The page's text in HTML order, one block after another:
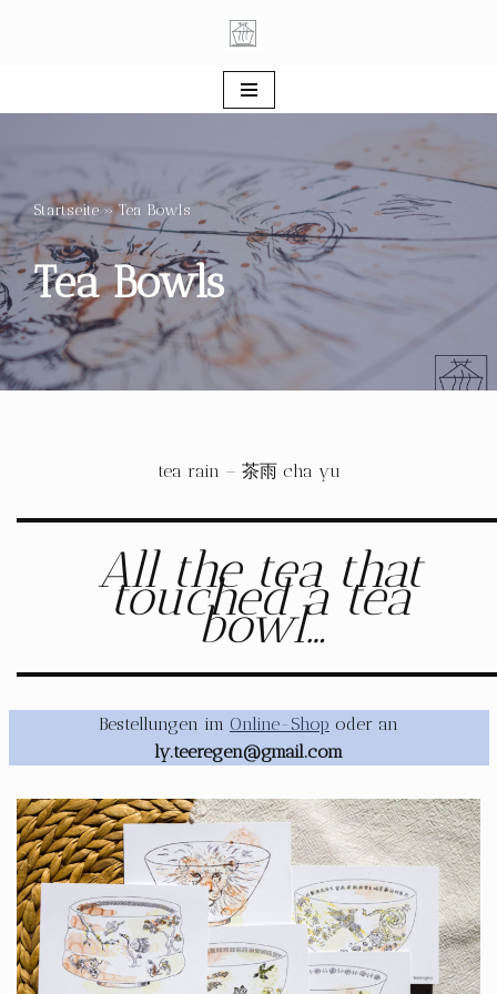
springen
Startseite»Tea Bowls
Tea Bowls
tea rain – 茶雨 cha yu
All the tea that
touched a tea
bowl…
Bestellungen im Online-Shop oder an
ly.teeregen@gmail.com